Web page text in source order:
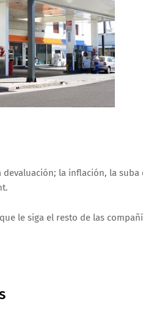
la inflación, la suba
le siga el resto de las